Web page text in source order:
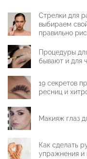
Стрелки для
выбираем
правильно
Процедуры
бывают и для
19 секретов
ресниц и
Макияж глаз
Как сделать
упражнения и